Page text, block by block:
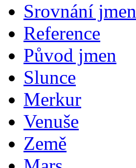
Srovnání jmen
Reference
Původ jmen
Slunce
Merkur
Venuše
Země